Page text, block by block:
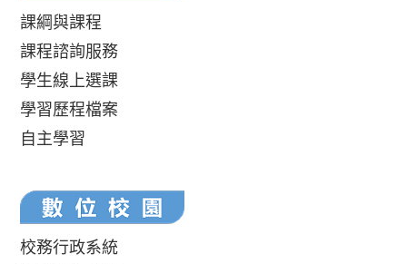
課綱與課程
課程諮詢服務
學生線上選課
學習歷程檔案
自主學習
校務行政系統